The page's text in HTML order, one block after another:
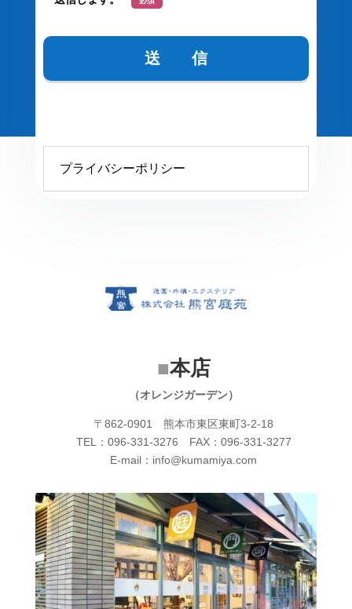
プライバシーポリシー
■本店
（オレンジガーデン）
〒862-0901 熊本市東区東町3-2-18
TEL：096-331-3276 FAX：096-331-3277
E-mail：info@kumamiya.com